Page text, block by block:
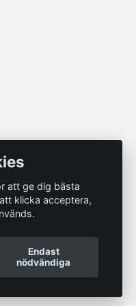
att ge dig bästa
klicka acceptera,
Endast
nödvändiga